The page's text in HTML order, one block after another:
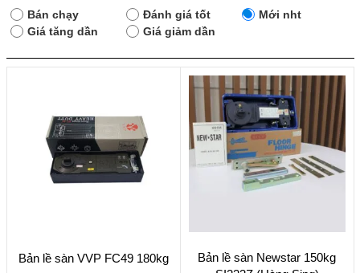
Bán chạy Đánh giá tốt
Mới nht
Giá tăng dần
Giá giảm dần
Bản lề sàn VVP FC49 180kg
Bản lề sàn Newstar 150kg